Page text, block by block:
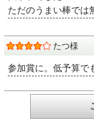
ただのうまい棒では
たつ様
参加賞に。低予算で